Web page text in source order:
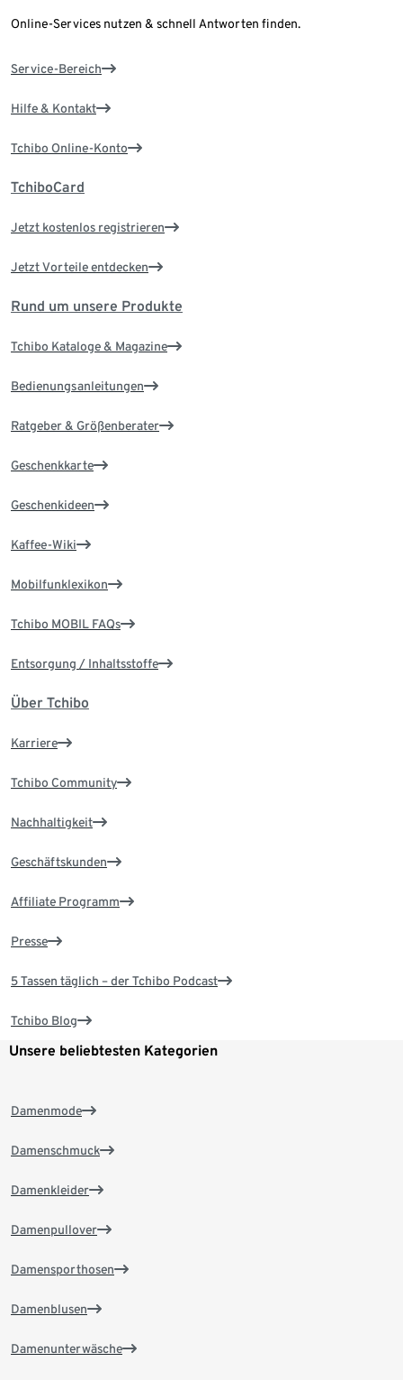
Online-Services nutzen & schnell Antworten finden.
Service-Bereich
Hilfe & Kontakt
Tchibo Online-Konto
TchiboCard
Jetzt kostenlos registrieren
Jetzt Vorteile entdecken
Rund um unsere Produkte
Tchibo Kataloge & Magazine
Bedienungsanleitungen
Ratgeber & Größenberater
Geschenkkarte
Geschenkideen
Kaffee-Wiki
Mobilfunklexikon
Tchibo MOBIL FAQs
Entsorgung / Inhaltsstoffe
Über Tchibo
Karriere
Tchibo Community
Nachhaltigkeit
Geschäftskunden
Affiliate Programm
Presse
5 Tassen täglich – der Tchibo Podcast
Tchibo Blog
Unsere beliebtesten Kategorien
Damenmode
Damenschmuck
Damenkleider
Damenpullover
Damensporthosen
Damenblusen
Damenunterwäsche